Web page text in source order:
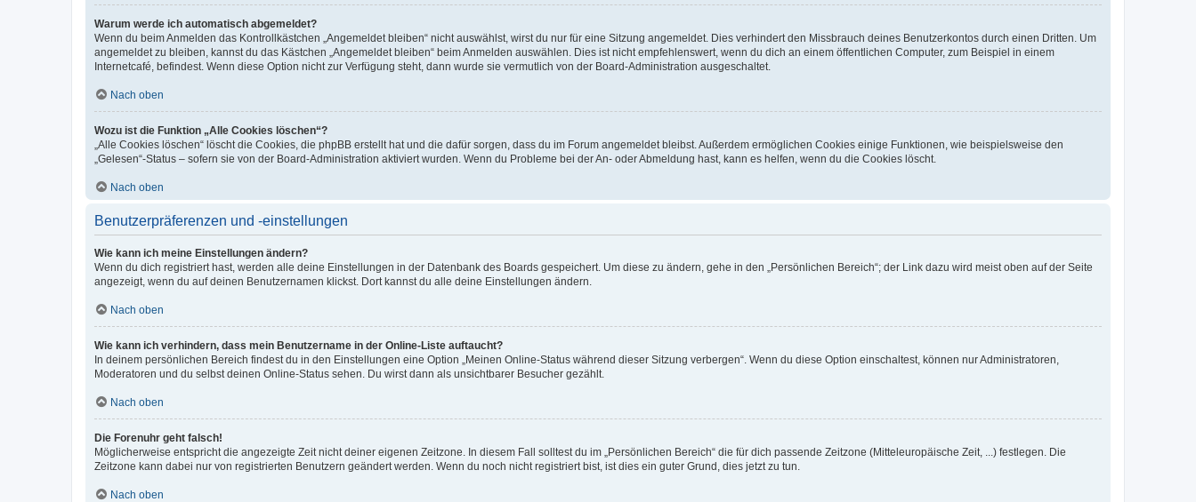
Warum werde ich automatisch abgemeldet?
Wenn du beim Anmelden das Kontrollkästchen „Angemeldet bleiben“ nicht auswählst, wirst du nur für eine Sitzung angemeldet. Dies verhindert den Missbrauch deines Benutzerkontos durch einen Dritten. Um
angemeldet zu bleiben, kannst du das Kästchen „Angemeldet bleiben“ beim Anmelden auswählen. Dies ist nicht empfehlenswert, wenn du dich an einem öffentlichen Computer, zum Beispiel in einem
Internetcafé, befindest. Wenn diese Option nicht zur Verfügung steht, dann wurde sie vermutlich von der Board-Administration ausgeschaltet.
Nach oben
Wozu ist die Funktion „Alle Cookies löschen“?
„Alle Cookies löschen“ löscht die Cookies, die phpBB erstellt hat und die dafür sorgen, dass du im Forum angemeldet bleibst. Außerdem ermöglichen Cookies einige Funktionen, wie beispielsweise den
„Gelesen“-Status – sofern sie von der Board-Administration aktiviert wurden. Wenn du Probleme bei der An- oder Abmeldung hast, kann es helfen, wenn du die Cookies löscht.
Nach oben
Benutzerpräferenzen und -einstellungen
Wie kann ich meine Einstellungen ändern?
Wenn du dich registriert hast, werden alle deine Einstellungen in der Datenbank des Boards gespeichert. Um diese zu ändern, gehe in den „Persönlichen Bereich“; der Link dazu wird meist oben auf der Seite
angezeigt, wenn du auf deinen Benutzernamen klickst. Dort kannst du alle deine Einstellungen ändern.
Nach oben
Wie kann ich verhindern, dass mein Benutzername in der Online-Liste auftaucht?
In deinem persönlichen Bereich findest du in den Einstellungen eine Option „Meinen Online-Status während dieser Sitzung verbergen“. Wenn du diese Option einschaltest, können nur Administratoren,
Moderatoren und du selbst deinen Online-Status sehen. Du wirst dann als unsichtbarer Besucher gezählt.
Nach oben
Die Forenuhr geht falsch!
Möglicherweise entspricht die angezeigte Zeit nicht deiner eigenen Zeitzone. In diesem Fall solltest du im „Persönlichen Bereich“ die für dich passende Zeitzone (Mitteleuropäische Zeit, ...) festlegen. Die
Zeitzone kann dabei nur von registrierten Benutzern geändert werden. Wenn du noch nicht registriert bist, ist dies ein guter Grund, dies jetzt zu tun.
Nach oben